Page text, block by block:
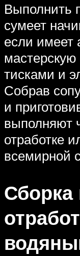
Выполнить
сумеет
если имеет
тисками и
Собрав
и
выполняют
отработке
всемирной
Сборка